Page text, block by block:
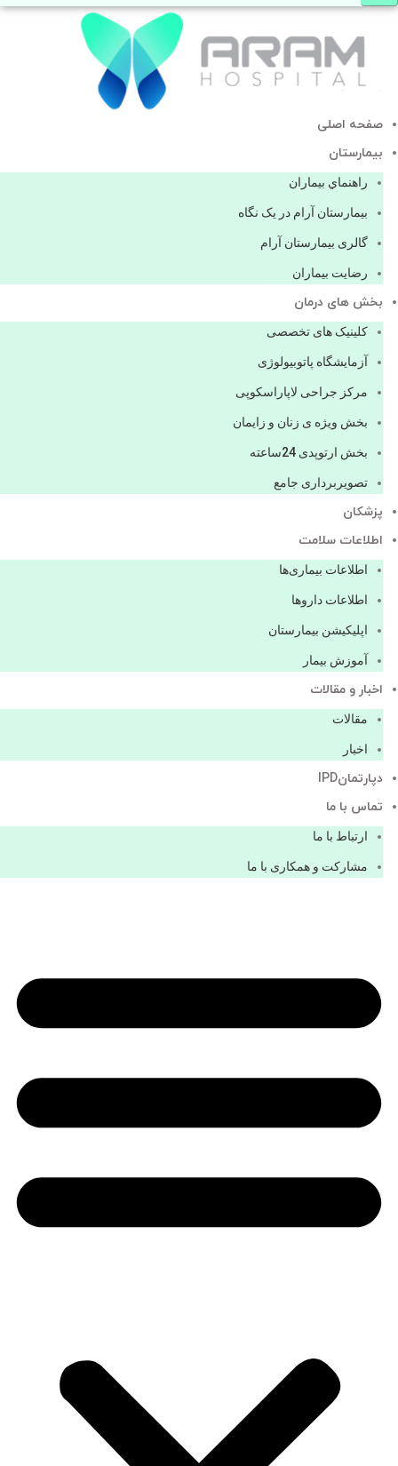
صفحه اصلی
بيمارستان
راهنماي بیماران
بیمارستان آرام در یک نگاه
گالری بیمارستان آرام
رضایت بیماران
بخش های درمان
کلینیک های تخصصی
آزمایشگاه پاتوبیولوژی
مرکز جراحی لاپاراسکوپی
بخش ویژه ی زنان و زایمان
بخش ارتوپدی 24ساعته
تصویربرداری جامع
پزشكان
اطلاعات سلامت
اطلاعات بیماری‌ها
اطلاعات دارو‌ها
اپليكيشن بيمارستان
آموزش بیمار
اخبار و مقالات
مقالات
اخبار
دپارتمانIPD
تماس با ما
ارتباط با ما
مشاركت و همكاری با ما